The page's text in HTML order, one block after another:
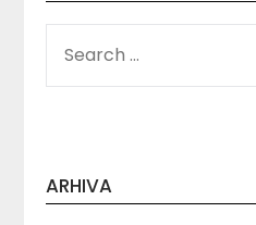
FOR:
ARHIVA